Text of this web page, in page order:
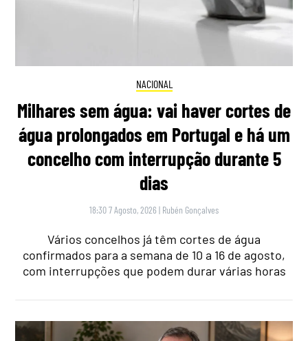
NACIONAL
Milhares sem água: vai haver cortes de
água prolongados em Portugal e há um
concelho com interrupção durante 5
dias
18:30 7 Agosto, 2026 | Rubén Gonçalves
Vários concelhos já têm cortes de água
confirmados para a semana de 10 a 16 de agosto,
com interrupções que podem durar várias horas